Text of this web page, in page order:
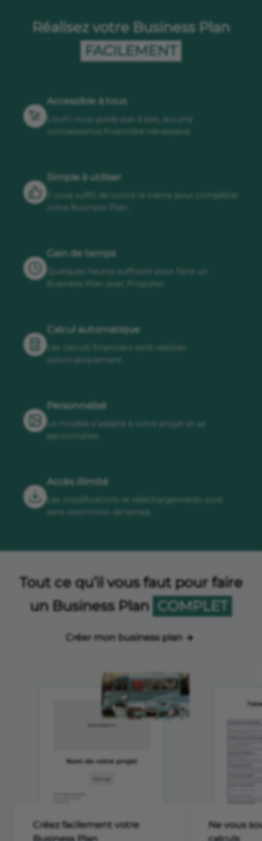
Réalisez votre Business Plan
FACILEMENT
Accessible à tous
L’outil vous guide pas à pas, aucune
connaissance financière nécessaire.
Simple à utiliser
Il vous suffit de suivre la trame pour compléter
votre Business Plan.
Gain de temps
Quelques heures suffisent pour faire un
Business Plan avec Propulse.
Calcul automatique
Les calculs financiers sont réalisés
automatiquement.
Personnalisé
Le modèle s’adapte à votre projet et se
personnalise.
Accès illimité
Les modifications et téléchargements sont
sans restriction de temps.
Tout ce qu’il vous faut pour faire
un Business Plan COMPLET
Créer mon business plan
Créez facilement votre
Ne vous